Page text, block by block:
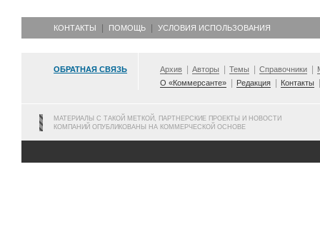
КОНТАКТЫ ПОМОЩЬ УСЛОВИЯ ИСПОЛЬЗОВАНИЯ
ОБРАТНАЯ СВЯЗЬ Архив Авторы Темы Справочники
О «Коммерсанте»
Редакция Контакты
МАТЕРИАЛЫ С ТАКОЙ МЕТКОЙ, ПАРТНЕРСКИЕ ПРОЕКТЫ И НОВОСТИ
КОМПАНИЙ ОПУБЛИКОВАНЫ НА КОММЕРЧЕСКОЙ ОСНОВЕ